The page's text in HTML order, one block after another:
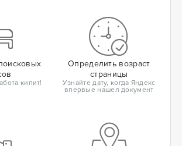
кипит!
Определить возраст
страницы
Узнайте дату, когда Яндекс
впервые нашел документ